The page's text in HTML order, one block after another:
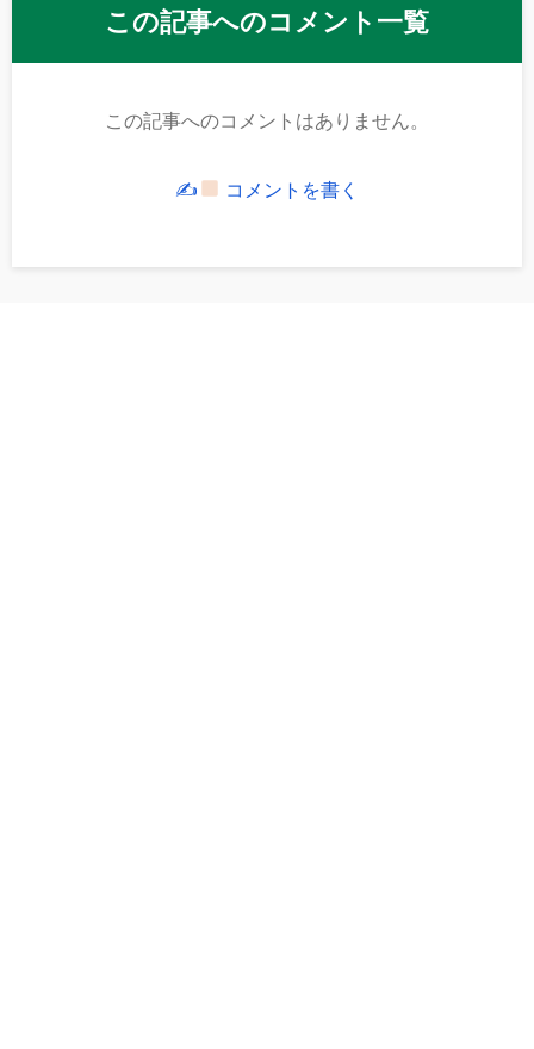
この記事へのコメント一覧
この記事へのコメントはありません。
✍ コメントを書く